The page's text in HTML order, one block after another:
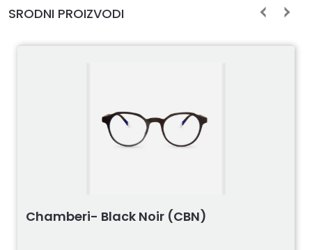
SRODNI PROIZVODI
Chamberi- Black Noir (CBN)